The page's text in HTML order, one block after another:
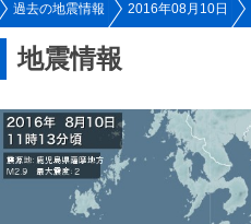
過去の地震情報 2016年08月10日
地震情報